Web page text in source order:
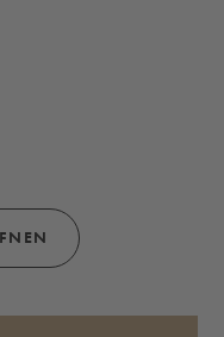
EINEM MODALEN